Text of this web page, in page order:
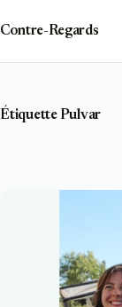
contenu
Contre-Regards
ÉtiquettePulvar